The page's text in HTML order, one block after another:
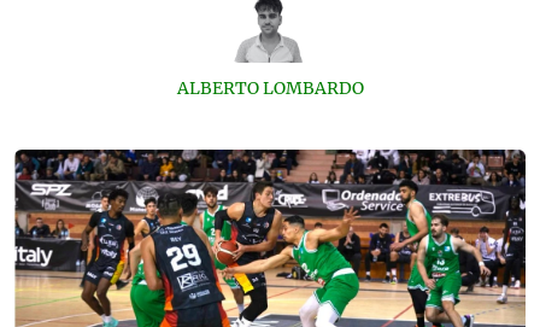
ALBERTO LOMBARDO